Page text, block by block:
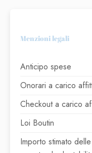
Menzioni legali
Anticipo spese
Onorari a carico
Checkout a carico
Loi Boutin
Importo stimato